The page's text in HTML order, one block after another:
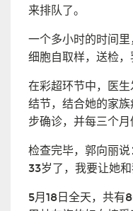
来排队了。
一个多小时的时间
细胞自取样，送检，
在彩超环节中，医
结节，结合她的家
步确诊，并每三个月
检查完毕，郭向丽
33岁了，我要让她和
5月18日全天，共有